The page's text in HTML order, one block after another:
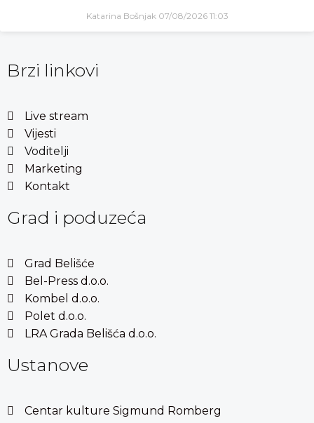
Katarina Bošnjak 07/08/2026 11:03
Brzi linkovi
Live stream
Vijesti
Voditelji
Marketing
Kontakt
Grad i poduzeća
Grad Belišće
Bel-Press d.o.o.
Kombel d.o.o.
Polet d.o.o.
LRA Grada Belišća d.o.o.
Ustanove
Centar kulture Sigmund Romberg